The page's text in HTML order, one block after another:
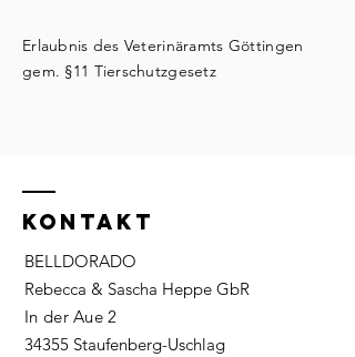
Erlaubnis des Veterinäramts Göttingen
gem. §11 Tierschutzgesetz
KONTAKT
BELLDORADO
Rebecca & Sascha Heppe GbR
In der Aue 2
34355 Staufenberg-Uschlag